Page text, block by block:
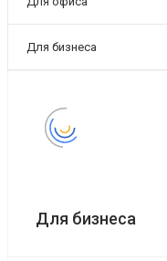
Для бизнеса
Для бизнеса